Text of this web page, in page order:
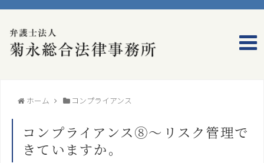
ホーム コンプライアンス
コンプライアンス⑧～リスク管理で
きていますか。
事務所のご案内
事務所概要